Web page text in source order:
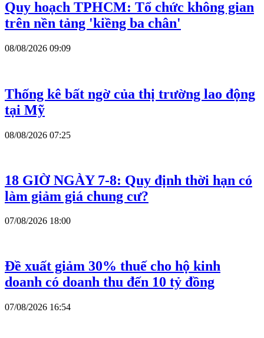
Quy hoạch TPHCM: Tổ chức không gian
trên nền tảng 'kiềng ba chân'
08/08/2026 09:09
Thống kê bất ngờ của thị trường lao động
tại Mỹ
08/08/2026 07:25
18 GIỜ NGÀY 7-8: Quy định thời hạn có
làm giảm giá chung cư?
07/08/2026 18:00
Đề xuất giảm 30% thuế cho hộ kinh
doanh có doanh thu đến 10 tỷ đồng
07/08/2026 16:54